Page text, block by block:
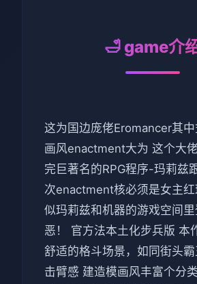
🛁 game介
这为国边庞佬Eromancer其
画风enactment大为 这个大
完巨著名的RPG程序-玛莉兹
次enactment核必须是女主
似玛莉兹和机器的游戏空间
恶！ 官方法本土化步兵版 本
舒适的格斗场景，如同街头
击臂感 建造模画风丰富个分